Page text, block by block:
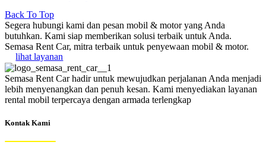
Back To Top
Segera hubungi kami dan pesan mobil & motor yang Anda
butuhkan. Kami siap memberikan solusi terbaik untuk Anda.
Semasa Rent Car, mitra terbaik untuk penyewaan mobil & motor.
lihat layanan
Semasa Rent Car hadir untuk mewujudkan perjalanan Anda menjadi
lebih menyenangkan dan penuh kesan. Kami menyediakan layanan
rental mobil terpercaya dengan armada terlengkap
Kontak Kami